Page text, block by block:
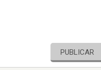
PUBLICAR